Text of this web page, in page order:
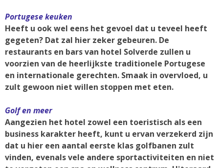
Portugese keuken
Heeft u ook wel eens het gevoel dat u teveel heeft
gegeten? Dat zal hier zeker gebeuren. De
restaurants en bars van hotel Solverde zullen u
voorzien van de heerlijkste traditionele Portugese
en internationale gerechten. Smaak in overvloed, u
zult gewoon niet willen stoppen met eten.
Golf en meer
Aangezien het hotel zowel een toeristisch als een
business karakter heeft, kunt u ervan verzekerd zijn
dat u hier een aantal eerste klas golfbanen zult
vinden, evenals vele andere sportactiviteiten en niet